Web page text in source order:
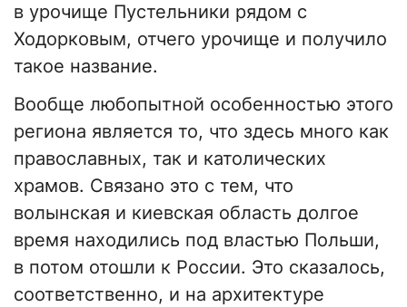
в урочище Пустельники рядом с
Ходорковым, отчего урочище и получило
такое название.
Вообще любопытной особенностью этого
региона является то, что здесь много как
православных, так и католических
храмов. Связано это с тем, что
волынская и киевская область долгое
время находились под властью Польши,
в потом отошли к России. Это сказалось,
соответственно, и на архитектуре